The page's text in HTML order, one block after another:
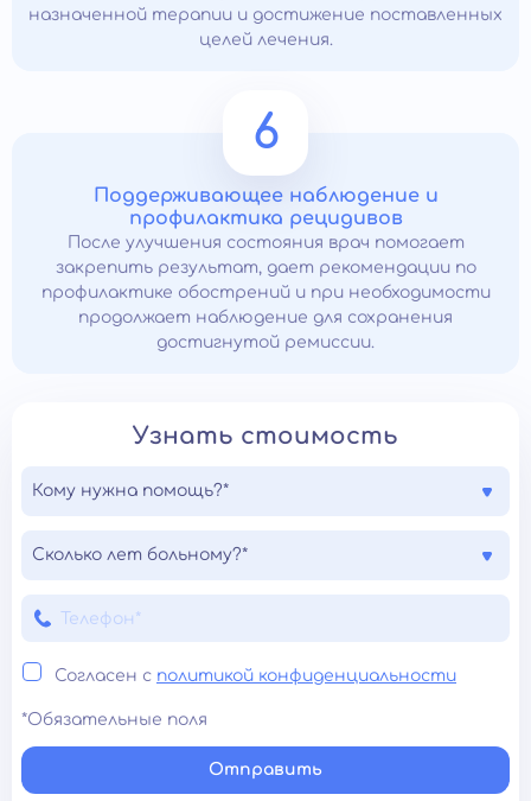
назначенной терапии и достижение поставленных
целей лечения.
6
Поддерживающее наблюдение и
профилактика рецидивов
После улучшения состояния врач помогает
закрепить результат, дает рекомендации по
профилактике обострений и при необходимости
продолжает наблюдение для сохранения
достигнутой ремиссии.
Узнать стоимость
Кому нужна помощь?*
Сколько лет больному?*
Согласен с политикой конфиденциальности
*Обязательные поля
Отправить